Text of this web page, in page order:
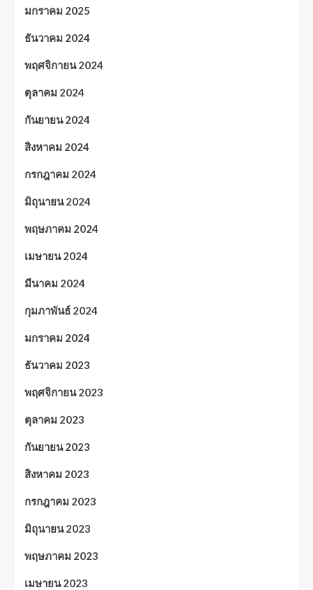
มกราคม 2025
ธันวาคม 2024
พฤศจิกายน 2024
ตุลาคม 2024
กันยายน 2024
สิงหาคม 2024
กรกฎาคม 2024
มิถุนายน 2024
พฤษภาคม 2024
เมษายน 2024
มีนาคม 2024
กุมภาพันธ์ 2024
มกราคม 2024
ธันวาคม 2023
พฤศจิกายน 2023
ตุลาคม 2023
กันยายน 2023
สิงหาคม 2023
กรกฎาคม 2023
มิถุนายน 2023
พฤษภาคม 2023
เมษายน 2023